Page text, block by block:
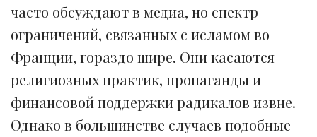
часто обсуждают в медиа, но спектр
ограничений, связанных с исламом во
Франции, гораздо шире. Они касаются
религиозных практик, пропаганды и
финансовой поддержки радикалов извне.
Однако в большинстве случаев подобные